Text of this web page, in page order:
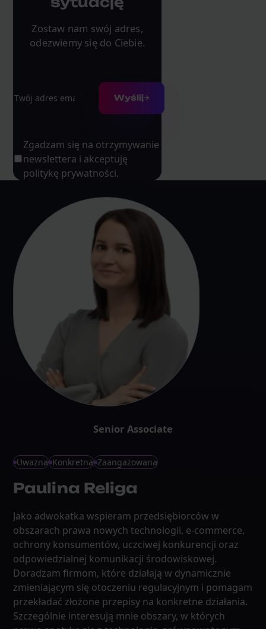
Zostaw nam swój adres,
odezwiemy się do Ciebie.
Wyślij
Zgadzam się na otrzymywanie
newslettera i akceptuję
politykę prywatności.
Senior Associate
Uważna Konkretna Zaangażowana
Paulina Religa
Jako adwokatka wspieram przedsiębiorców w
obszarach prawa nowych technologii, e-commerce,
ochrony konsumentów, uczciwej konkurencji oraz
odpowiedzialnej komunikacji środowiskowej.
Doradzam firmom, które działają w dynamicznie
zmieniającym się otoczeniu regulacyjnym i pomagam
przekładać złożone przepisy na konkretne działania.
Szczególnie interesują mnie obszary, w których